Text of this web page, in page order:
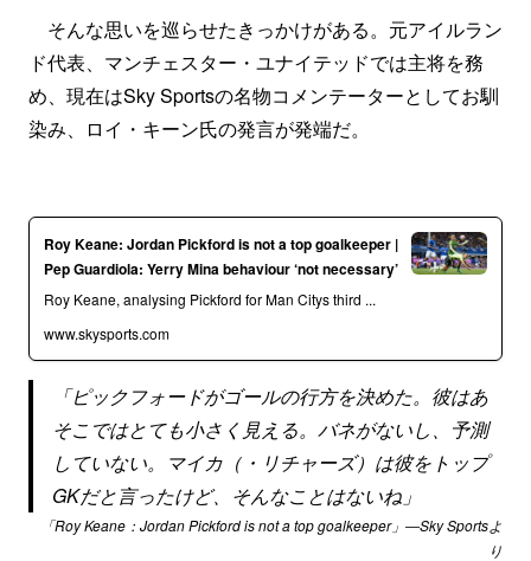
そんな思いを巡らせたきっかけがある。元アイルラン
ド代表、マンチェスター・ユナイテッドでは主将を務
め、現在はSky Sportsの名物コメンテーターとしてお馴
染み、ロイ・キーン氏の発言が発端だ。
Roy Keane: Jordan Pickford is not a top goalkeeper |
Pep Guardiola: Yerry Mina behaviour ‘not necessary’
Roy Keane, analysing Pickford for Man Citys third ...
www.skysports.com
「ピックフォードがゴールの行方を決めた。彼はあ
そこではとても小さく見える。バネがないし、予測
していない。マイカ（・リチャーズ）は彼をトップ
GKだと言ったけど、そんなことはないね」
「Roy Keane：Jordan Pickford is not a top goalkeeper」―Sky Sportsよ
り